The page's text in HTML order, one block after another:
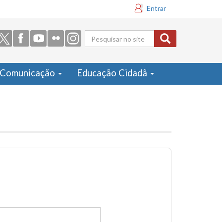
Entrar
Formulário
de busca
Comunicação Educação Cidadã